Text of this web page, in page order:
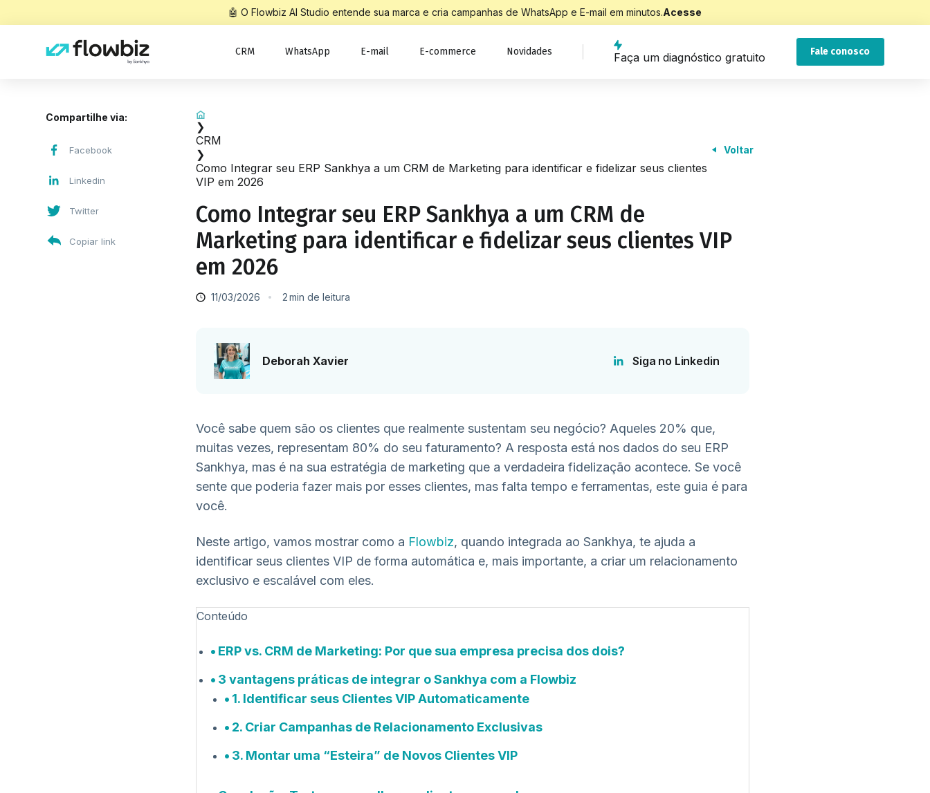
🤖 O Flowbiz AI Studio entende sua marca e cria campanhas de WhatsApp e E-mail em minutos.Acesse
CRM WhatsApp E-mail E-commerce Novidades Faça um diagnóstico gratuito Fale conosco
Compartilhe via:
Facebook
Linkedin
Twitter
Copiar link
Início
❯
CRM
❯
Como Integrar seu ERP Sankhya a um CRM de Marketing para identificar e fidelizar seus clientes
VIP em 2026
Voltar
Como Integrar seu ERP Sankhya a um CRM de
Marketing para identificar e fidelizar seus clientes VIP
em 2026
11/03/2026 2min de leitura
Deborah Xavier Siga no Linkedin
Você sabe quem são os clientes que realmente sustentam seu negócio? Aqueles 20% que,
muitas vezes, representam 80% do seu faturamento? A resposta está nos dados do seu ERP
Sankhya, mas é na sua estratégia de marketing que a verdadeira fidelização acontece. Se você
sente que poderia fazer mais por esses clientes, mas falta tempo e ferramentas, este guia é para
você.
Neste artigo, vamos mostrar como a Flowbiz, quando integrada ao Sankhya, te ajuda a
identificar seus clientes VIP de forma automática e, mais importante, a criar um relacionamento
exclusivo e escalável com eles.
Conteúdo
ERP vs. CRM de Marketing: Por que sua empresa precisa dos dois?
3 vantagens práticas de integrar o Sankhya com a Flowbiz
1. Identificar seus Clientes VIP Automaticamente
2. Criar Campanhas de Relacionamento Exclusivas
3. Montar uma “Esteira” de Novos Clientes VIP